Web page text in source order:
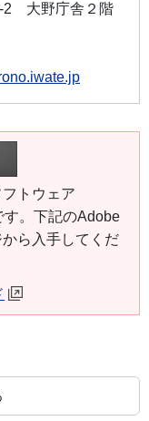
2 大野庁舎２階
トウェア
す。下記のAdobe
ら入手してくだ